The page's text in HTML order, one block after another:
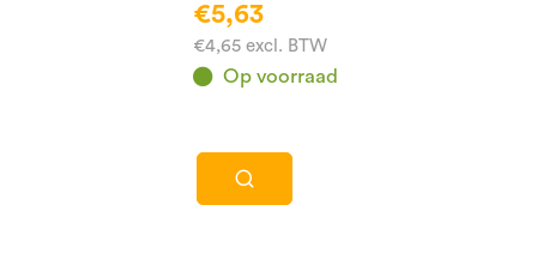
€5,63
€4,65 excl. BTW
Op voorraad